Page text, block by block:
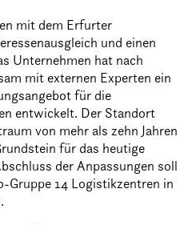
mit dem Erfurter
und einen
Unternehmen hat nach
mit externen Experten ein
für die
entwickelt. Der Standort
von mehr als zehn Jahren
für das heutige
der Anpassungen soll
Gruppe 14 Logistikzentren in